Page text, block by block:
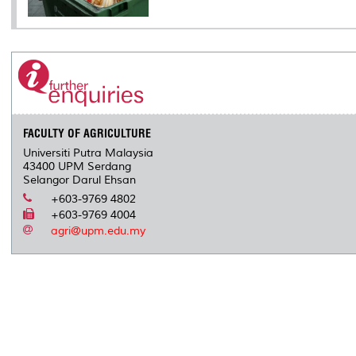
FACULTY OF AGRICULTURE
Universiti Putra Malaysia
43400 UPM Serdang
Selangor Darul Ehsan
+603-9769 4802
+603-9769 4004
agri@upm.edu.my